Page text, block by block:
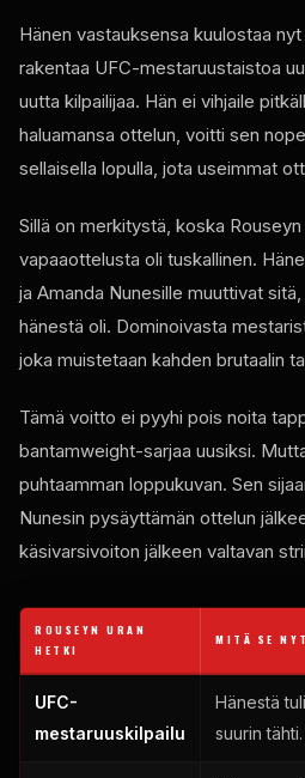
Hänen vastauksensa kuulostaa
rakentaa UFC-mestaruustaistoa
uutta kilpailijaa. Hän ei vihjaile
haluamansa ottelun, voitti sen
sellaisella lopulla, jota useimmat
Sillä on merkitystä, koska
vapaaottelusta oli tuskallinen.
ja Amanda Nunesille muuttivat
hänestä oli. Dominoivasta
joka muistetaan kahden brutaalin
Tämä voitto ei pyyhi pois noita
bantamweight-sarjaa uusiksi.
puhtaamman loppukuvan. Sen
Nunesin pysäyttämän ottelun
käsivarsivoiton jälkeen valtavan
ROUSEYN URAN
HETKI
MITÄ SE
UFC-
mestaruuskilpailu
Hänestä
suurin tähti.